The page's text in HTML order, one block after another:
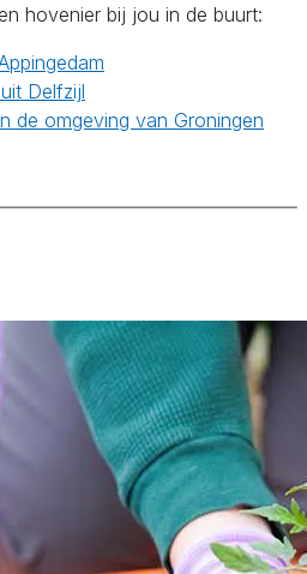
hovenier bij jou in de buurt:
Delfzijl
de omgeving van Groningen